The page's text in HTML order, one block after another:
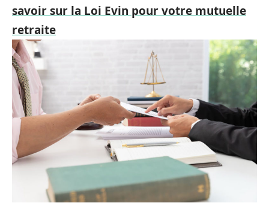
savoir sur la Loi Evin pour votre mutuelle
retraite